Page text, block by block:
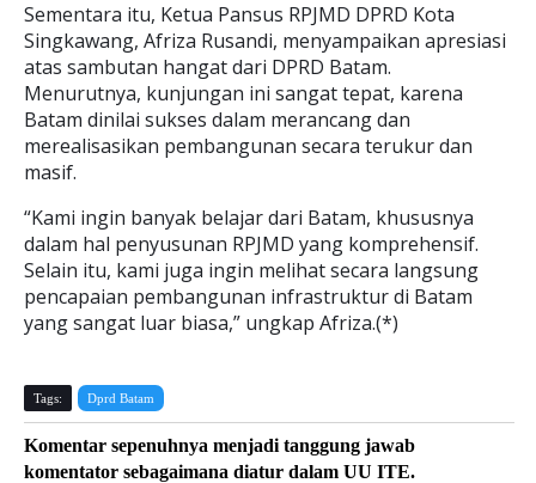
Sementara itu, Ketua Pansus RPJMD DPRD Kota
Singkawang, Afriza Rusandi, menyampaikan apresiasi
atas sambutan hangat dari DPRD Batam.
Menurutnya, kunjungan ini sangat tepat, karena
Batam dinilai sukses dalam merancang dan
merealisasikan pembangunan secara terukur dan
masif.
“Kami ingin banyak belajar dari Batam, khususnya
dalam hal penyusunan RPJMD yang komprehensif.
Selain itu, kami juga ingin melihat secara langsung
pencapaian pembangunan infrastruktur di Batam
yang sangat luar biasa,” ungkap Afriza.(*)
Tags: Dprd Batam
Komentar sepenuhnya menjadi tanggung jawab
komentator sebagaimana diatur dalam UU ITE.